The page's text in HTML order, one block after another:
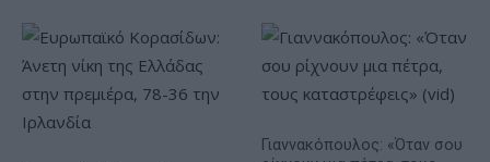
Γιαννακόπουλος: «Όταν σου